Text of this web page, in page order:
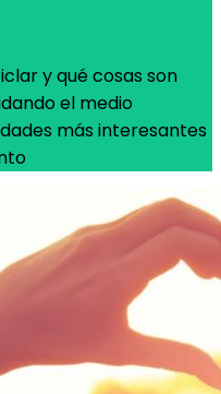
y qué cosas son
el medio
más interesantes